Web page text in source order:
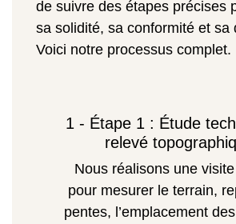
de suivre des étapes précises
sa solidité, sa conformité et sa
Voici notre processus complet.
1 - Étape 1 : Étude
relevé
Nous réalisons une
pour mesurer le terrain,
pentes, l’emplacement